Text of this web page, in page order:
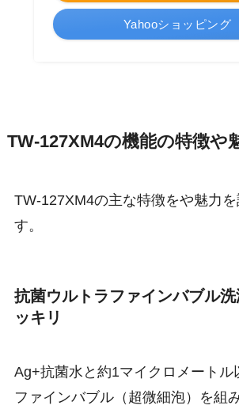
Yahooショッピング
TW-127XM4の機能の特徴や
TW-127XM4の主な特徴をや魅力
す。
抗菌ウルトラファインバブル
ッキリ
Ag+抗菌水と約1マイクロメートル
ファインバブル（超微細泡）を組